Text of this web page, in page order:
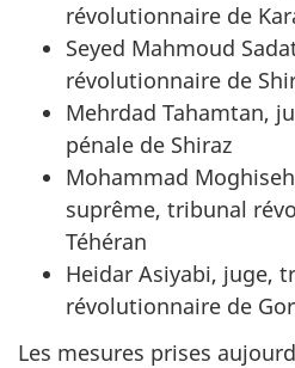
révolutionnaire de
Seyed Mahmoud
révolutionnaire de
Mehrdad Tahamtan,
pénale de Shiraz
Mohammad
suprême, tribunal
Téhéran
Heidar Asiyabi, juge,
révolutionnaire de
Les mesures prises